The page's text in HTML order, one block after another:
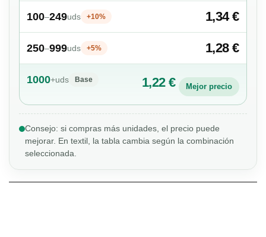
100–249uds +10% 1,34 €
250–999uds +5% 1,28 €
1000+uds Base 1,22 € Mejor precio
Consejo: si compras más unidades, el precio puede
mejorar. En textil, la tabla cambia según la combinación
seleccionada.